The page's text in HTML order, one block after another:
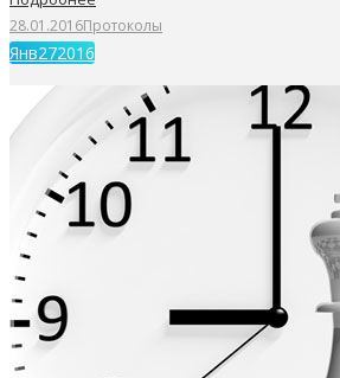
28.01.2016Протоколы
Янв272016